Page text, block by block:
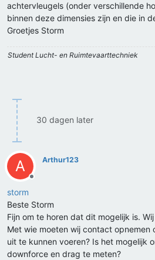
achtervleugels (onder verschillende
binnen deze dimensies zijn en die in
Groetjes Storm
Student Lucht- en Ruimtevaarttechniek
30 dagen later
A
Offline
Arthur123
storm
Beste Storm
Fijn om te horen dat dit mogelijk is.
Met wie moeten wij contact opnemen
uit te kunnen voeren? Is het mogelijk
downforce en drag te meten?